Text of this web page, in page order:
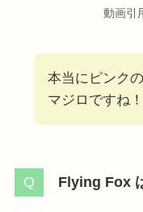
動画引
本当にピンク
マジロですね！
Flying Fox